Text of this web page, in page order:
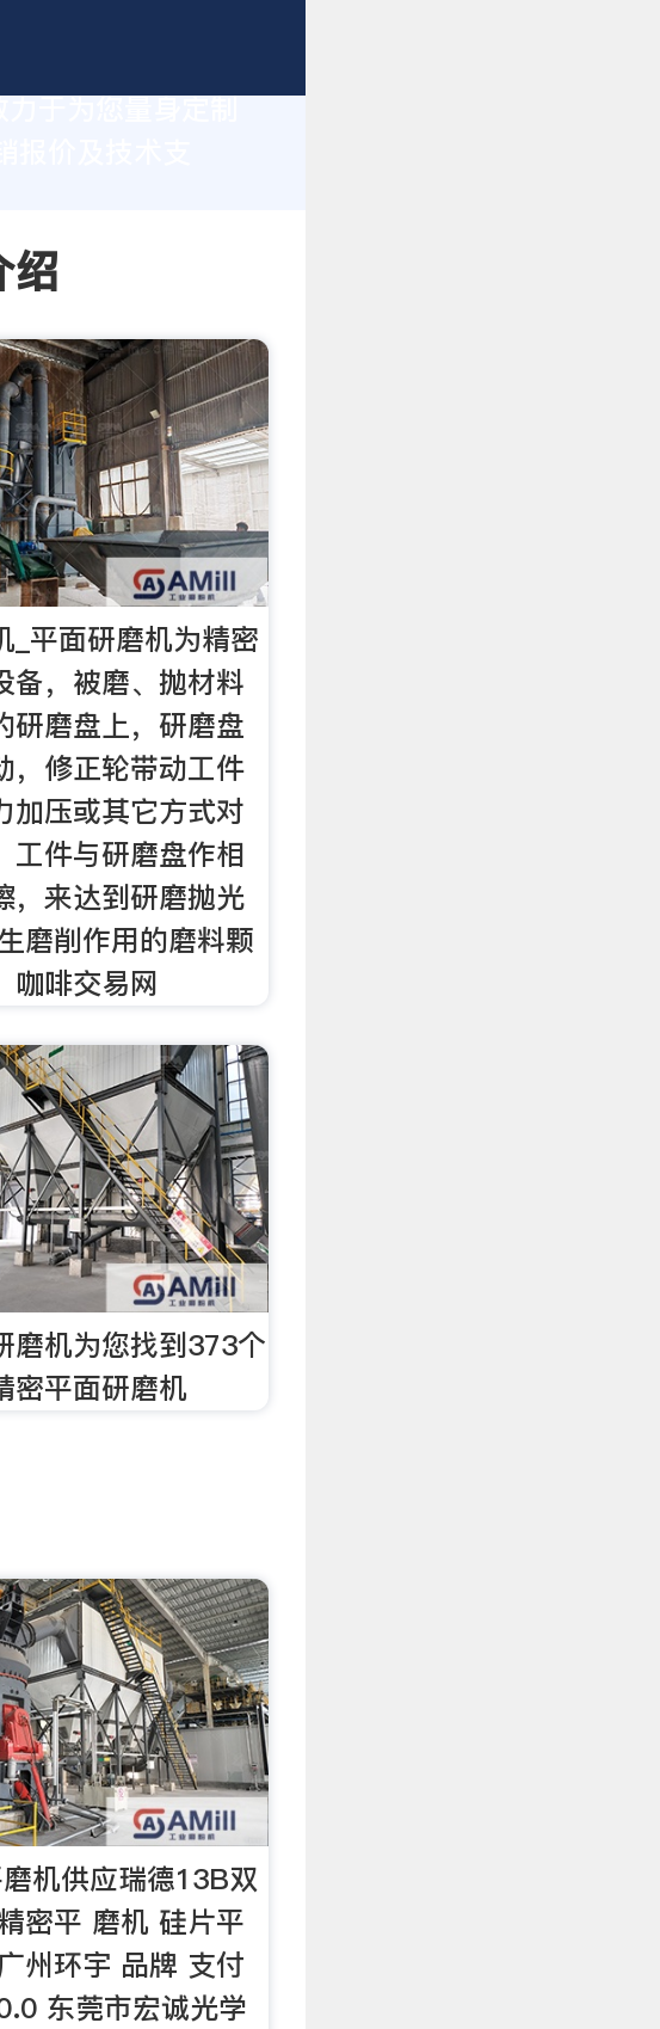
价及技术支
绍
_平面研磨机为精密
备，被磨、抛材料
研磨盘上，研磨盘
，修正轮带动工件
加压或其它方式对
工件与研磨盘作相
，来达到研磨抛光
磨削作用的磨料颗
咖啡交易网
磨机为您找到373个
密平面研磨机
机供应瑞德13B双
密平 磨机 硅片平
州环宇 品牌 支付
东莞市宏诚光学